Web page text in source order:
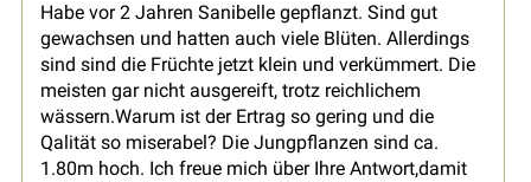
Habe vor 2 Jahren Sanibelle gepflanzt. Sind gut
gewachsen und hatten auch viele Blüten. Allerdings
sind sind die Früchte jetzt klein und verkümmert. Die
meisten gar nicht ausgereift, trotz reichlichem
wässern.Warum ist der Ertrag so gering und die
Qalität so miserabel? Die Jungpflanzen sind ca.
1.80m hoch. Ich freue mich über Ihre Antwort,damit